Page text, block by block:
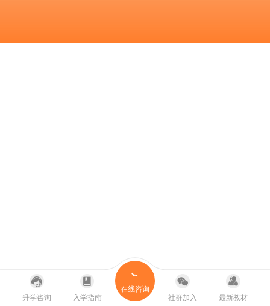
升学咨询 入学指南
在线咨询
社群加入
最新教材